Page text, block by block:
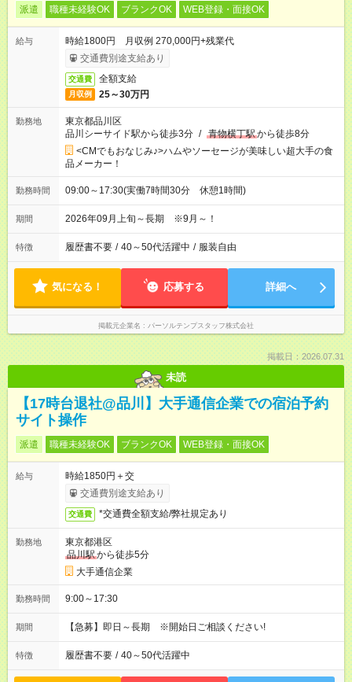
派遣 職種未経験OK ブランクOK WEB登録・面接OK
給与
時給1800円 月収例 270,000円+残業代
交通費別途支給あり
交通費 全額支給
月収例 25～30万円
勤務地
東京都品川区
品川シーサイド駅から徒歩3分 / 青物横丁駅から徒歩8分
<CMでもおなじみ♪>ハムやソーセージが美味しい超大手の食
品メーカー！
勤務時間 09:00～17:30(実働7時間30分 休憩1時間)
期間 2026年09月上旬～長期 ※9月～！
特徴 履歴書不要 / 40～50代活躍中 / 服装自由
気になる！ 応募する 詳細へ
掲載元企業名 パーソルテンプスタッフ株式会社
掲載日：2026.07.31
未読
【17時台退社@品川】大手通信企業での宿泊予約
サイト操作
派遣 職種未経験OK ブランクOK WEB登録・面接OK
給与
時給1850円＋交
交通費別途支給あり
交通費 *交通費全額支給/弊社規定あり
勤務地
東京都港区
品川駅から徒歩5分
大手通信企業
勤務時間 9:00～17:30
期間 【急募】即日～長期 ※開始日ご相談ください!
特徴 履歴書不要 / 40～50代活躍中